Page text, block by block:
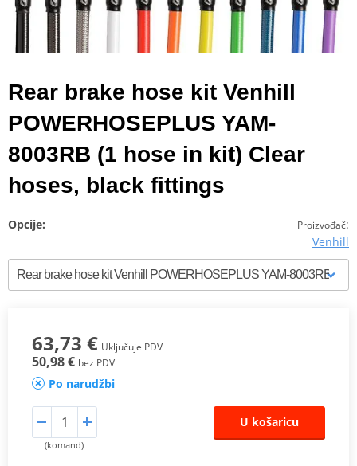
Rear brake hose kit Venhill
POWERHOSEPLUS YAM-
8003RB (1 hose in kit) Clear
hoses, black fittings
Proizvođač:
Venhill
Opcije:
63,73 € Uključuje PDV
50,98 € bez PDV
Po narudžbi
(komand)
U košaricu